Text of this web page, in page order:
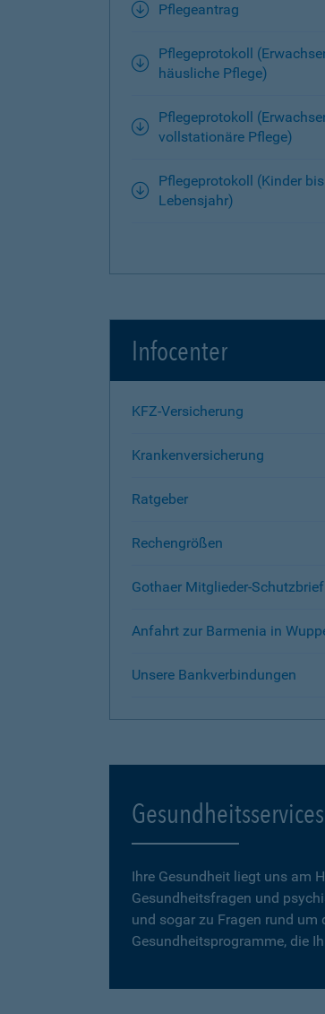
Pflegeantrag
Pflegeprotokoll
häusliche Pflege)
Pflegeprotokoll
vollstationäre Pflege)
Pflegeprotokoll (Kinder
Lebensjahr)
Infocenter
KFZ-Versicherung
Krankenversicherung
Ratgeber
Rechengrößen
Gothaer Mitglieder-
Anfahrt zur Barmenia in
Unsere Bankverbindungen
Gesundheitsservices
Ihre Gesundheit liegt uns am
Gesundheitsfragen und
und sogar zu Fragen rund um
Gesundheitsprogramme, die